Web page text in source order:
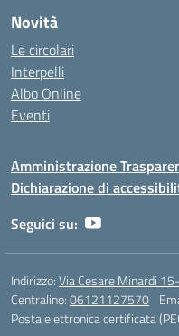
Novità
Le circolari
Interpelli
Albo Online
Eventi
Amministrazione
Dichiarazione di
Seguici su:
Indirizzo:Via Cesare Minardi
Centralino:06121127570
Posta elettronica certificata